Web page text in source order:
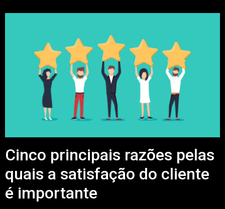
Cinco principais razões pelas
quais a satisfação do cliente
é importante